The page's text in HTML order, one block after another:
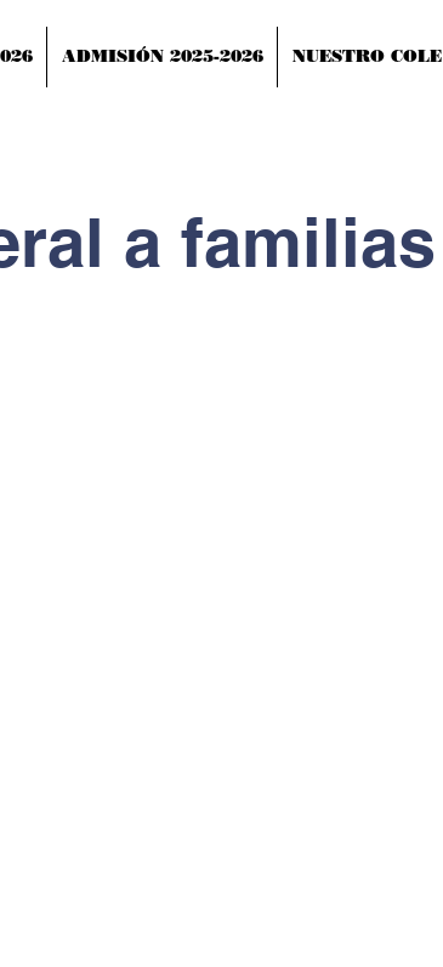
ADMISIÓN 2025-2026 NUESTRO COLE
a familias